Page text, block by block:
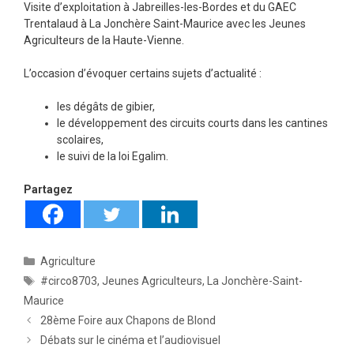
Visite d’exploitation à Jabreilles-les-Bordes et du GAEC
Trentalaud à La Jonchère Saint-Maurice avec les Jeunes
Agriculteurs de la Haute-Vienne.
L’occasion d’évoquer certains sujets d’actualité :
les dégâts de gibier,
le développement des circuits courts dans les cantines
scolaires,
le suivi de la loi Egalim.
Partagez
Catégories
Agriculture
Étiquettes
#circo8703,Jeunes Agriculteurs,
La Jonchère-Saint-
Maurice
28ème Foire aux Chapons de Blond
Débats sur le cinéma et l’audiovisuel